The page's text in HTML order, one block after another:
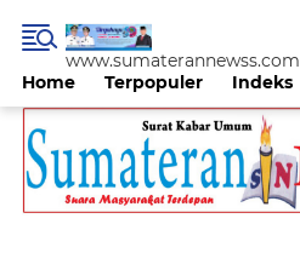
Home Terpopuler Indeks
www.sumaterannewss.com